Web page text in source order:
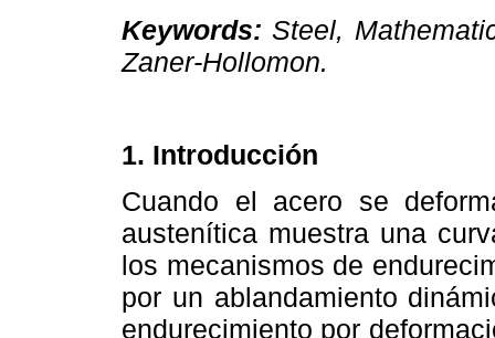
Keywords:Steel,
Zaner-Hollomon.
1. Introducción
Cuando el acero se
austenítica muestra una
los mecanismos de
por un ablandamiento
endurecimiento por